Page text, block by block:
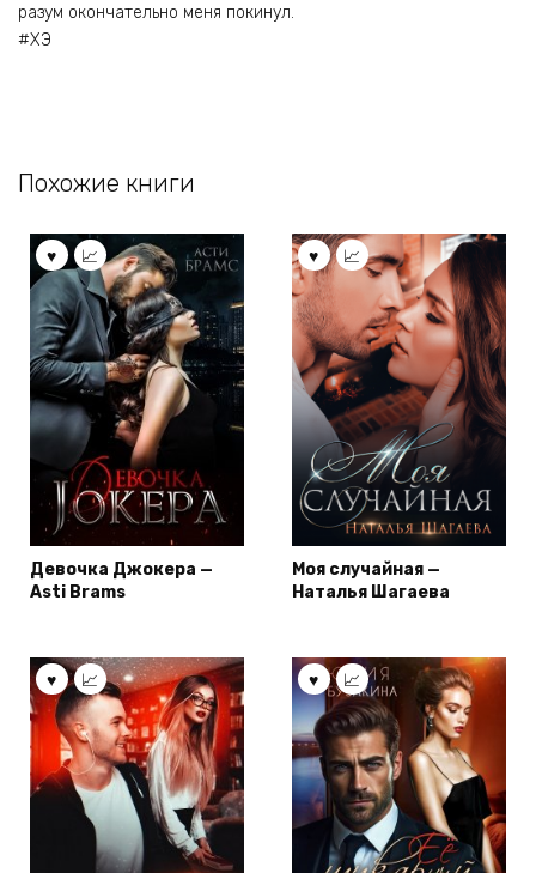
разум окончательно меня покинул.
#ХЭ
Похожие книги
Девочка Джокера —
Asti Brams
Моя случайная —
Наталья Шагаева